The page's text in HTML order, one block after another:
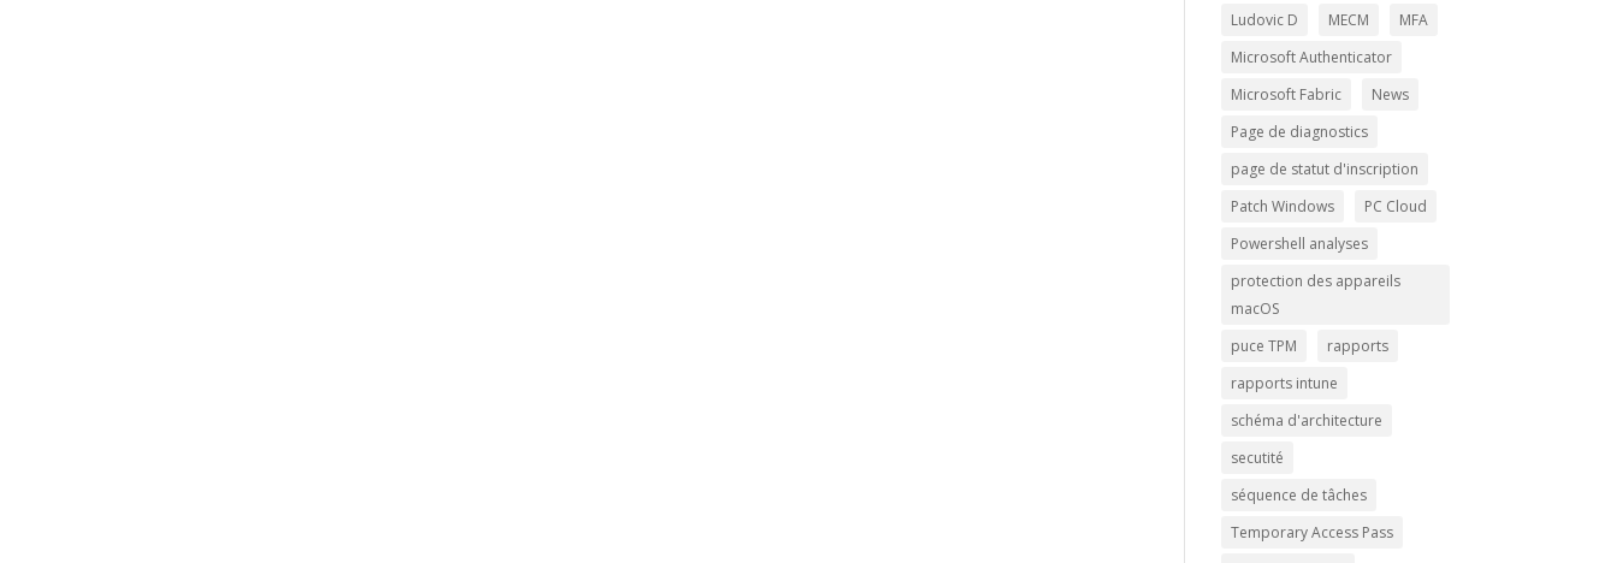
Ludovic D
MECM
MFA
Microsoft Authenticator
Microsoft Fabric
News
Page de diagnostics
page de statut d'inscription
Patch Windows
PC Cloud
Powershell analyses
protection des appareils
macOS
puce TPM
rapports
rapports intune
schéma d'architecture
secutité
séquence de tâches
Temporary Access Pass